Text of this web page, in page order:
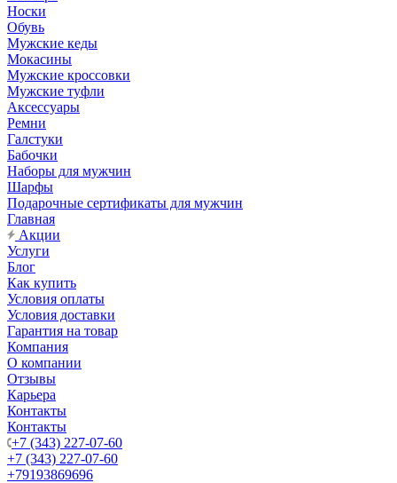
Носки
Обувь
Мужские кеды
Мокасины
Мужские кроссовки
Мужские туфли
Аксессуары
Ремни
Галстуки
Бабочки
Наборы для мужчин
Шарфы
Подарочные сертификаты для мужчин
Главная
Акции
Услуги
Блог
Как купить
Условия оплаты
Условия доставки
Гарантия на товар
Компания
О компании
Отзывы
Карьера
Контакты
Контакты
+7 (343) 227-07-60
+7 (343) 227-07-60
+79193869696